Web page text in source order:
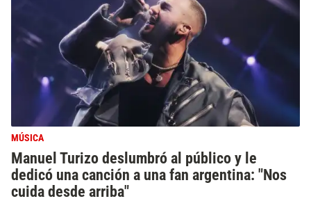
MÚSICA
Manuel Turizo deslumbró al público y le
dedicó una canción a una fan argentina: "Nos
cuida desde arriba"